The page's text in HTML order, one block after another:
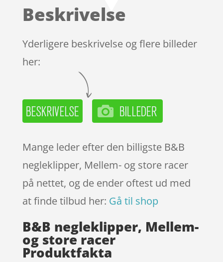
på
ømmels
er
Beskrivelse
Yderligere beskrivelse og flere billeder
her:
Mange leder efter den billigste B&B
negleklipper, Mellem- og store racer
på nettet, og de ender oftest ud med
at finde tilbud her: Gå til shop
B&B negleklipper, Mellem-
og store racer
Produktfakta